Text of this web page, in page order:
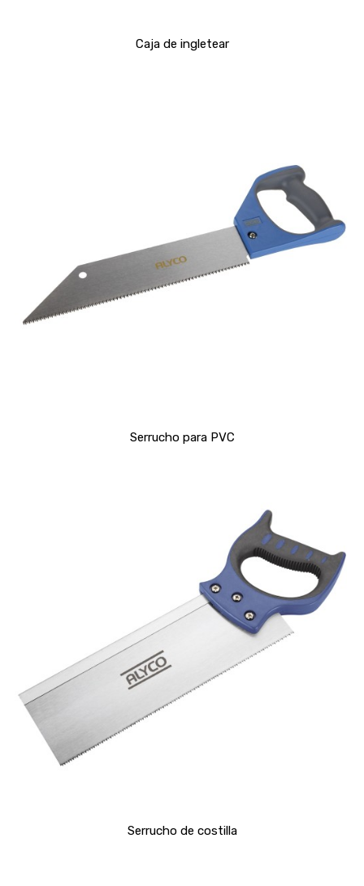
Caja de ingletear
Serrucho para PVC
Serrucho de costilla